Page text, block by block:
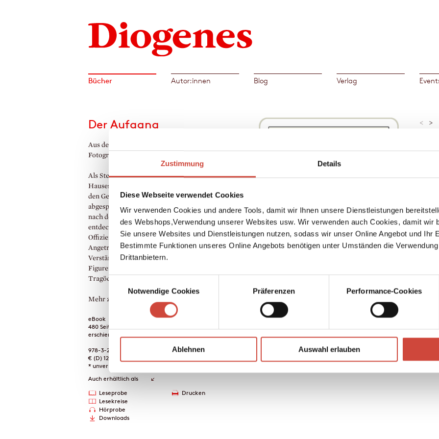
Zustimmung Details
Diese Webseite verwendet Cookies
Wir verwenden Cookies und andere Tools, damit wir Ihnen unsere Dienstleistungen
des Webshops,Verwendung unserer Websites usw. Wir verwenden auch Cookies, damit wir
Sie unsere Websites und Dienstleistungen nutzen, sodass wir unser Online Angebot und Ihr
Bestimmte Funktionen unseres Online Angebots benötigen unter Umständen die
Drittanbietern.
Einwilligungsauswahl
Notwendige Cookies
Präferenzen Performance-Cookies
Ablehnen Auswahl erlauben
Bücher Autor:innen Blog Verlag
Kaufen
Der Aufgang
Aus dem Niederländischen von Ira Wilhelm. Mit
Fotografien
Als Stefan Hertmans sich zum Kauf eines alten
Hauses in Gent entschließt, ahnt er nichts von
den Geschichten, die sich hinter dessen Mauern
abgespielt haben. Er macht sich auf die Suche
nach den Spuren der früheren Bewohner und
entdeckt die fesselnde Geschichte eines SS-
Offiziers und dessen pazifistischer Frau.
Angetrieben von einem tiefen Bedürfnis nach
Verständnis, tastet sich Hertmans an diese
Figuren heran und beleuchtet damit zugleich die
Tragödie eines ganzen Landes.
Mehr zum Inhalt
eBook
480 Seiten (Printausgabe)
erschienen am 27. April 2022
978-3-257-61268-4
€ (D) 12.99 / sFr 17.00* / € (A) 12.99
* unverb. Preisempfehlung
Auch erhältlich als
Leseprobe
Lesekreise
Hörprobe
Downloads
Drucken
< >
»Wie